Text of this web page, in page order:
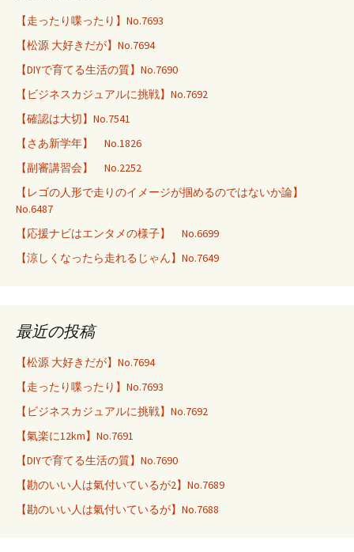
【走ったり喋ったり】No.7693
【松源 大好きだが】No.7694
【DIYで育てる生活の質】No.7690
【ビジネスカジュアルに挑戦】No.7692
【確認は大切】No.7541
【さあ新学年】 No.1826
【副審講習会】 No.2252
【レゴの人形で走りのイメージが掴めるのではないか論】
No.6487
【応援ナビはエンタメの様子】 No.6699
【涼しくなったら走れるじゃん】No.7649
最近の投稿
【松源 大好きだが】No.7694
【走ったり喋ったり】No.7693
【ビジネスカジュアルに挑戦】No.7692
【氣楽に12km】No.7691
【DIYで育てる生活の質】No.7690
【勘のいい人は氣付いているが2】No.7689
【勘のいい人は氣付いているが】No.7688